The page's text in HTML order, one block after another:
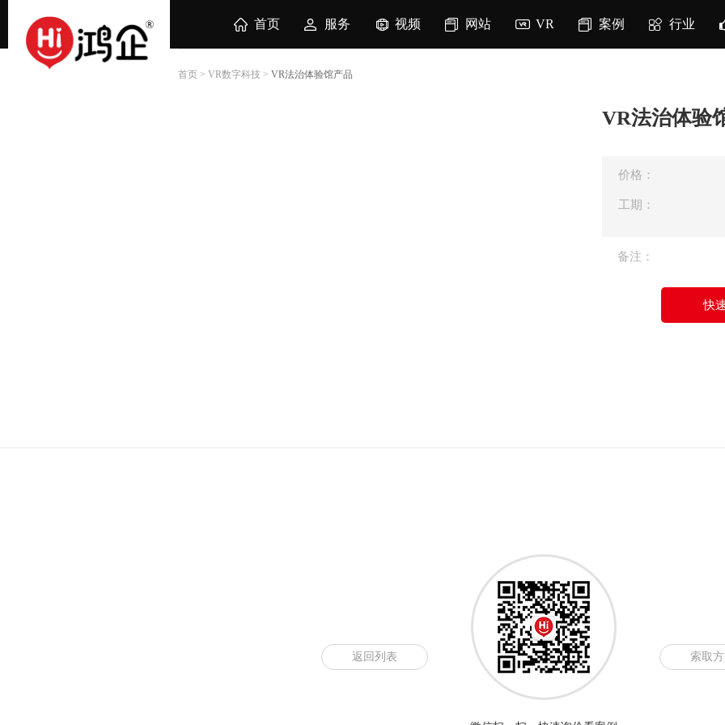
首页 服务 视频 网站 VR 案例 行业
首页 > VR数字科技 > VR法治体验馆产品
VR法治体验
价格：
工期：
备注：
快
返回列表 索取